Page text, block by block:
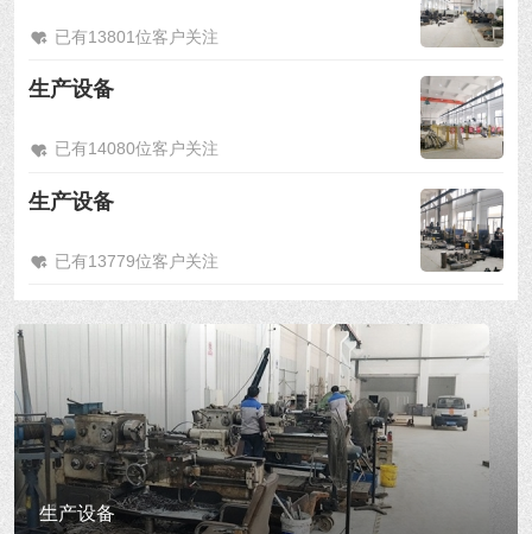
已有13801位客户关注
生产设备
已有14080位客户关注
生产设备
已有13779位客户关注
生产设备